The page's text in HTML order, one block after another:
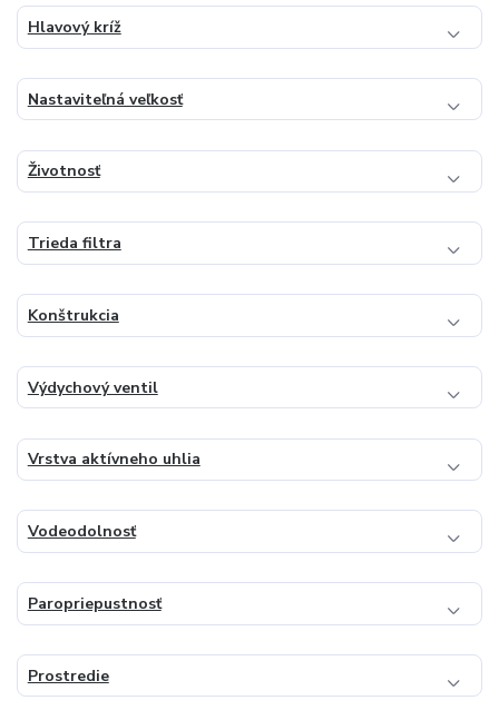
Hlavový kríž
Nastaviteľná veľkosť
Životnosť
Trieda filtra
Konštrukcia
Výdychový ventil
Vrstva aktívneho uhlia
Vodeodolnosť
Paropriepustnosť
Prostredie